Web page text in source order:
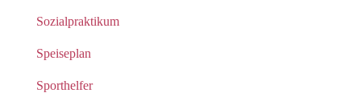
Sozialpraktikum
Speiseplan
Sporthelfer